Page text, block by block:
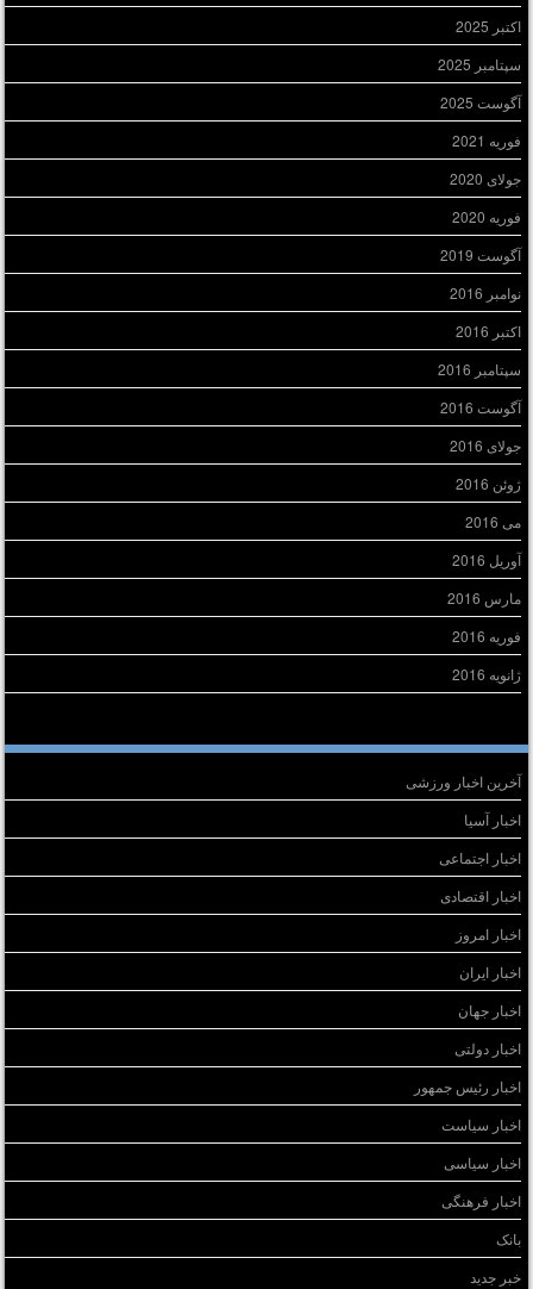
اکتبر 2025
سپتامبر 2025
آگوست 2025
فوریه 2021
جولای 2020
فوریه 2020
آگوست 2019
نوامبر 2016
اکتبر 2016
سپتامبر 2016
آگوست 2016
جولای 2016
ژوئن 2016
می 2016
آوریل 2016
مارس 2016
فوریه 2016
ژانویه 2016
آخرین اخبار ورزشی
اخبار آسیا
اخبار اجتماعی
اخبار اقتصادی
اخبار امروز
اخبار ایران
اخبار جهان
اخبار دولتی
اخبار رئیس جمهور
اخبار سیاست
اخبار سیاسی
اخبار فرهنگی
بانک
خبر جدید